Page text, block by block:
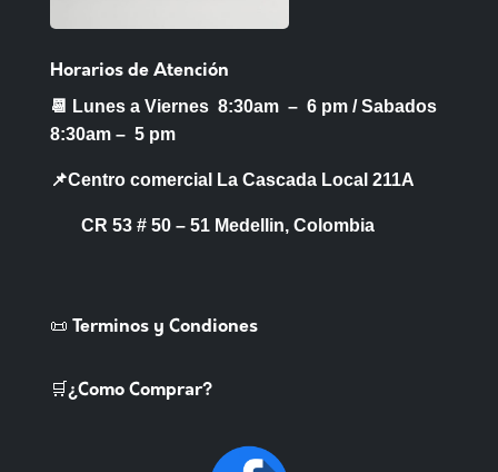
Horarios de Atención
📆 Lunes a Viernes 8:30am – 6 pm /Sabados
8:30am – 5 pm
📌Centro comercial La Cascada Local 211A
CR 53 # 50 – 51 Medellin, Colombia
📜 Terminos y Condiones
🛒¿Como Comprar?